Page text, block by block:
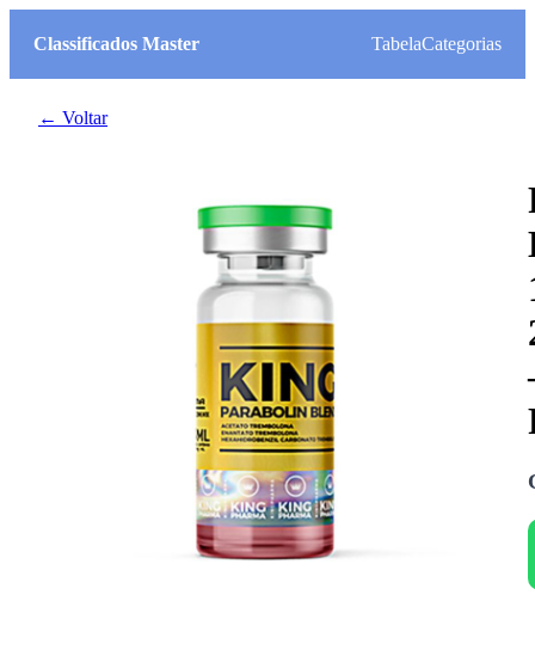
Classificados Master TabelaCategorias
← Voltar